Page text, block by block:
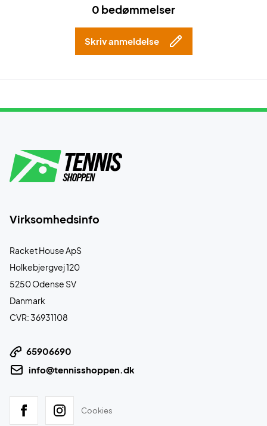
0 bedømmelser
Skriv anmeldelse
Virksomhedsinfo
Racket House ApS
Holkebjergvej 120
5250 Odense SV
Danmark
CVR: 36931108
65906690
info@tennisshoppen.dk
Cookies